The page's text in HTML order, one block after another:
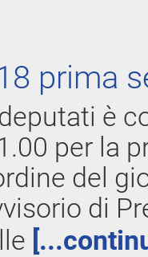
prima
è
per la
del
di